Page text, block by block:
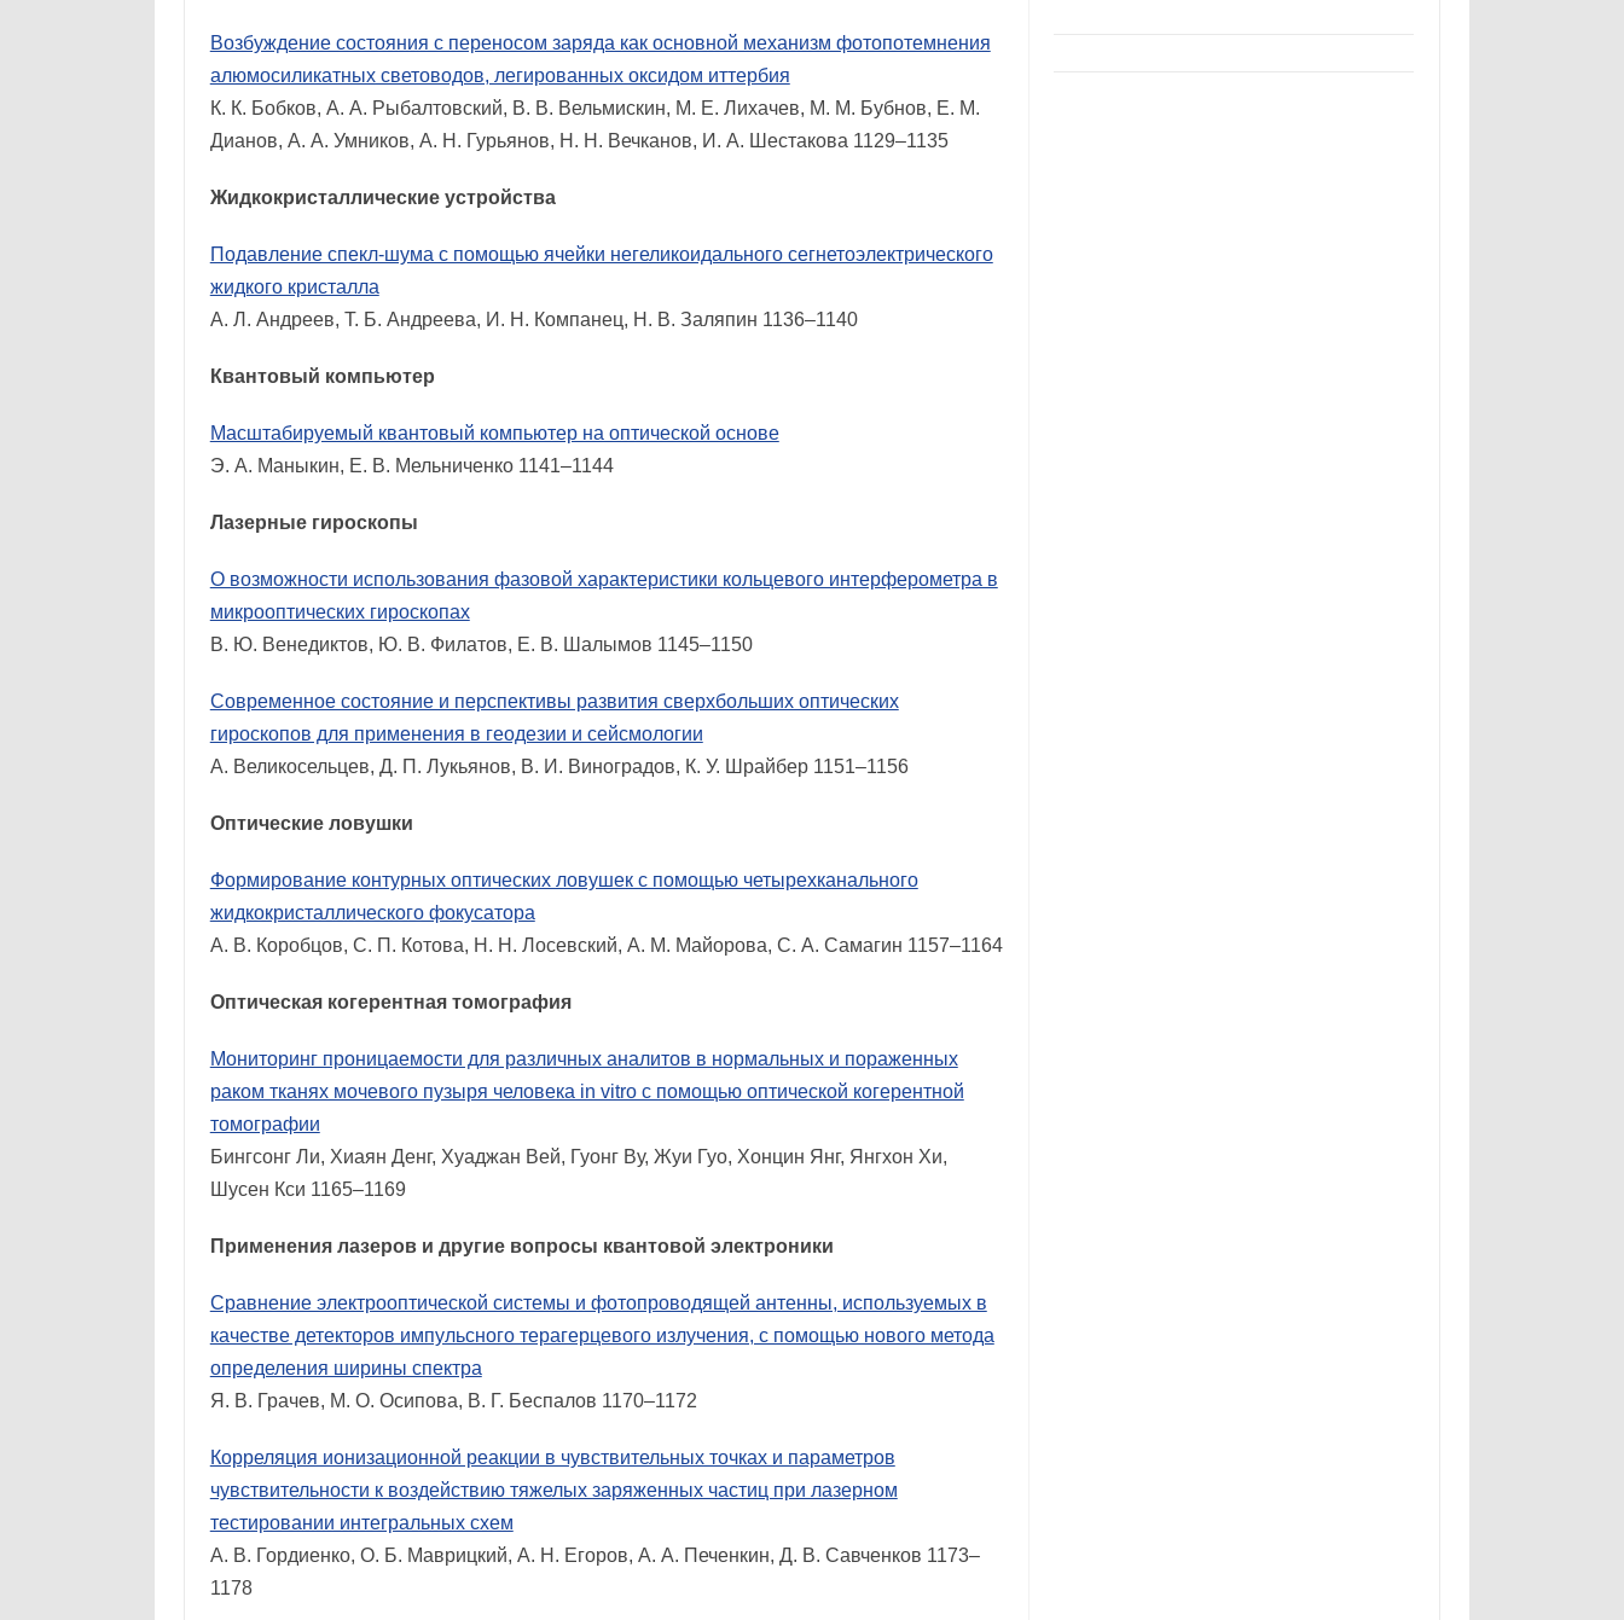
Возбуждение состояния с переносом заряда как основной механизм фотопотемнения
алюмосиликатных световодов, легированных оксидом иттербия
К. К. Бобков, А. А. Рыбалтовский, В. В. Вельмискин, М. Е. Лихачев, М. М. Бубнов, Е. М.
Дианов, А. А. Умников, А. Н. Гурьянов, Н. Н. Вечканов, И. А. Шестакова 1129–1135
Жидкокристаллические устройства
Подавление спекл-шума с помощью ячейки негеликоидального сегнетоэлектрического
жидкого кристалла
А. Л. Андреев, Т. Б. Андреева, И. Н. Компанец, Н. В. Заляпин 1136–1140
Квантовый компьютер
Масштабируемый квантовый компьютер на оптической основе
Э. А. Маныкин, Е. В. Мельниченко 1141–1144
Лазерные гироскопы
О возможности использования фазовой характеристики кольцевого интерферометра в
микрооптических гироскопах
В. Ю. Венедиктов, Ю. В. Филатов, Е. В. Шалымов 1145–1150
Современное состояние и перспективы развития сверхбольших оптических
гироскопов для применения в геодезии и сейсмологии
А. Великосельцев, Д. П. Лукьянов, В. И. Виноградов, К. У. Шрайбер 1151–1156
Оптические ловушки
Формирование контурных оптических ловушек с помощью четырехканального
жидкокристаллического фокусатора
А. В. Коробцов, С. П. Котова, Н. Н. Лосевский, А. М. Майорова, С. А. Самагин 1157–1164
Оптическая когерентная томография
Мониторинг проницаемости для различных аналитов в нормальных и пораженных
раком тканях мочевого пузыря человека in vitro с помощью оптической когерентной
томографии
Бингсонг Ли, Хиаян Денг, Хуаджан Вей, Гуонг Ву, Жуи Гуо, Хонцин Янг, Янгхон Хи,
Шусен Кси 1165–1169
Применения лазеров и другие вопросы квантовой электроники
Сравнение электрооптической системы и фотопроводящей антенны, используемых в
качестве детекторов импульсного терагерцевого излучения, с помощью нового метода
определения ширины спектра
Я. В. Грачев, М. О. Осипова, В. Г. Беспалов 1170–1172
Корреляция ионизационной реакции в чувствительных точках и параметров
чувствительности к воздействию тяжелых заряженных частиц при лазерном
тестировании интегральных схем
А. В. Гордиенко, О. Б. Маврицкий, А. Н. Егоров, А. А. Печенкин, Д. В. Савченков 1173–
1178